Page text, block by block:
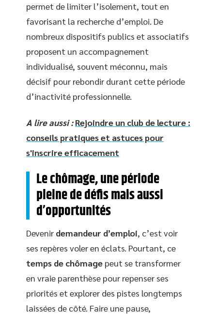
permet de limiter l’isolement, tout en
favorisant la recherche d’emploi. De
nombreux dispositifs publics et associatifs
proposent un accompagnement
individualisé, souvent méconnu, mais
décisif pour rebondir durant cette période
d’inactivité professionnelle.
A lire aussi : Rejoindre un club de lecture :
conseils pratiques et astuces pour
s'inscrire efficacement
Le chômage, une période
pleine de défis mais aussi
d’opportunités
Devenir demandeur d’emploi, c’est voir
ses repères voler en éclats. Pourtant, ce
temps de chômage peut se transformer
en vraie parenthèse pour repenser ses
priorités et explorer des pistes longtemps
laissées de côté. Faire une pause,